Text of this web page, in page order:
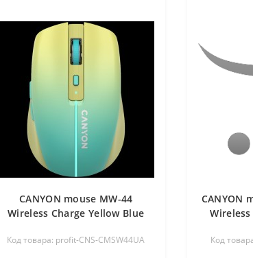
CANYON mouse MW-44
Wireless Charge Yellow Blue
Код товара: profit-CNS-CMSW44UA
CANYON
Код